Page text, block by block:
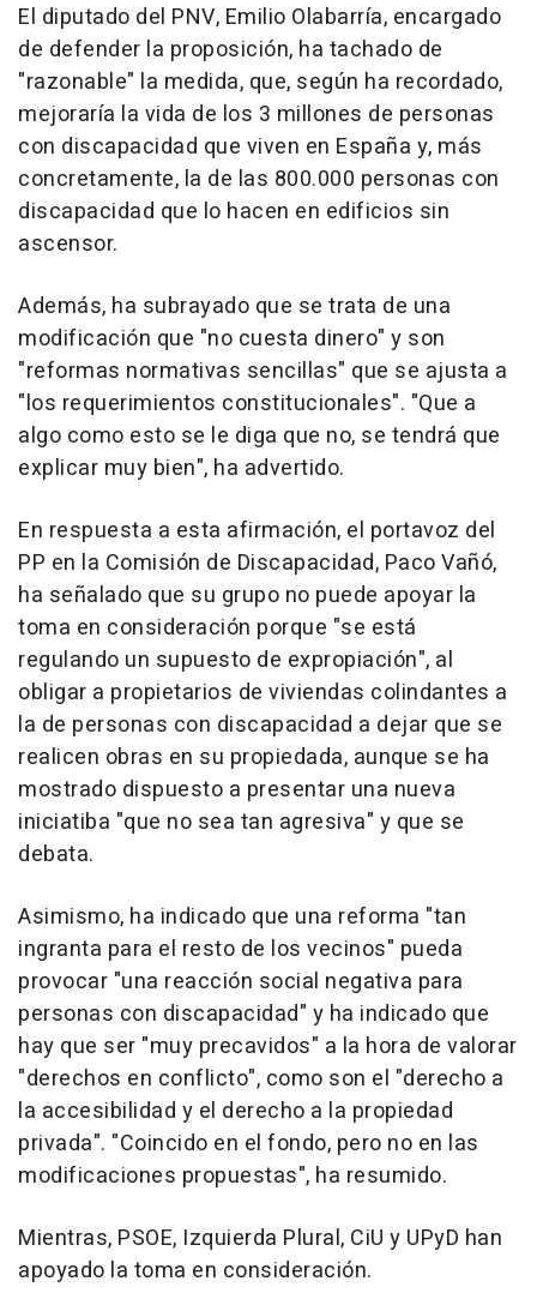
El diputado del PNV, Emilio Olabarría, encargado
de defender la proposición, ha tachado de
"razonable" la medida, que, según ha recordado,
mejoraría la vida de los 3 millones de personas
con discapacidad que viven en España y, más
concretamente, la de las 800.000 personas con
discapacidad que lo hacen en edificios sin
ascensor.
Además, ha subrayado que se trata de una
modificación que "no cuesta dinero" y son
"reformas normativas sencillas" que se ajusta a
"los requerimientos constitucionales". "Que a
algo como esto se le diga que no, se tendrá que
explicar muy bien", ha advertido.
En respuesta a esta afirmación, el portavoz del
PP en la Comisión de Discapacidad, Paco Vañó,
ha señalado que su grupo no puede apoyar la
toma en consideración porque "se está
regulando un supuesto de expropiación", al
obligar a propietarios de viviendas colindantes a
la de personas con discapacidad a dejar que se
realicen obras en su propiedada, aunque se ha
mostrado dispuesto a presentar una nueva
iniciatiba "que no sea tan agresiva" y que se
debata.
Asimismo, ha indicado que una reforma "tan
ingranta para el resto de los vecinos" pueda
provocar "una reacción social negativa para
personas con discapacidad" y ha indicado que
hay que ser "muy precavidos" a la hora de valorar
"derechos en conflicto", como son el "derecho a
la accesibilidad y el derecho a la propiedad
privada". "Coincido en el fondo, pero no en las
modificaciones propuestas", ha resumido.
Mientras, PSOE, Izquierda Plural, CiU y UPyD han
apoyado la toma en consideración.